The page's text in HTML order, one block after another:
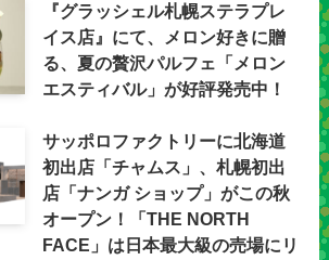
『グラッシェル札幌ステラプレ
イス店』にて、メロン好きに贈
る、夏の贅沢パルフェ「メロン
エスティバル」が好評発売中！
サッポロファクトリーに北海道
初出店「チャムス」、札幌初出
店「ナンガ ショップ」がこの秋
オープン！「THE NORTH
FACE」は日本最大級の売場にリ